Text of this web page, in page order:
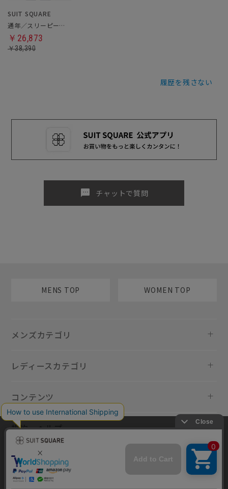
SUIT SQUARE
通年／スリーピーススーツ／フォーマル兼用
￥26,873
￥38,390
履歴を残さない
sms チャットで質問
MENS TOP WOMEN TOP
メンズカテゴリ
レディースカテゴリ
コンテンツ
規約・ヘルプ
当サイトでは利用体験の向上およびコンテンツの最適な提供、トラフィ
ックの分析を目的としてCookieを使用しています。サイトの閲覧を継続
された場合、Cookieの利用に同意したものといたします。詳細について
はプライバシーポリシー をご確認ください。